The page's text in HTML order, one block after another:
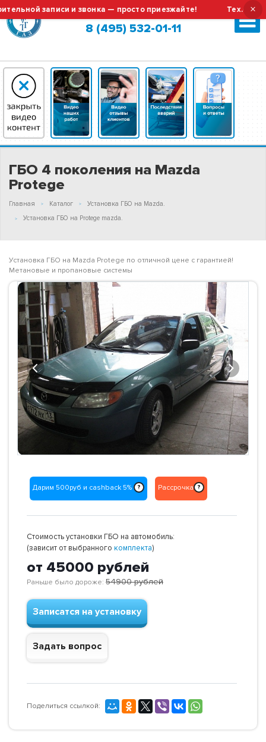
записи и звонка — просто приезжайте! ×
Москва (сменить город?)
8 (495) 532-01-11
ГБО 4 поколения на Mazda
Protege
Главная Каталог
Установка ГБО на Mazda.
Установка ГБО на Protege mazda.
Установка ГБО на Mazda Protege по отличной цене с гарантией!
Метановые и пропановые системы
Previous Next
Дарим 500руб и cashback 5% ? Рассрочка ?
Стоимость установки ГБО на автомобиль:
(зависит от выбранного комплекта)
от 45000 рублей
Раньше было дороже: 54900рублей
Записатся на установку
Задать вопрос
Поделиться ссылкой: